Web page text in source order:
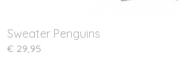
Sweater Penguins
€ 29,95